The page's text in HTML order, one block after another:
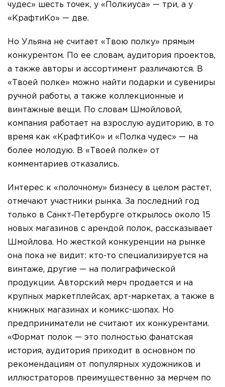
чудес» шесть точек, у «Полкиуса» — три, а у
«КрафтиКо» — две.
Но Ульяна не считает «Твою полку» прямым
конкурентом. По ее словам, аудитория проектов,
а также авторы и ассортимент различаются. В
«Твоей полке» можно найти подарки и сувениры
ручной работы, а также коллекционные и
винтажные вещи. По словам Шмойловой,
компания работает на взрослую аудиторию, в то
время как «КрафтиКо» и «Полка чудес» — на
более молодую. В «Твоей полке» от
комментариев отказались.
Интерес к «полочному» бизнесу в целом растет,
отмечают участники рынка. За последний год
только в Санкт‐Петербурге открылось около 15
новых магазинов с арендой полок, рассказывает
Шмойлова. Но жесткой конкуренции на рынке
она пока не видит: кто-то специализируется на
винтаже, другие — на полиграфической
продукции. Авторский мерч продается и на
крупных маркетплейсах, арт-маркетах, а также в
книжных магазинах и комикс-шопах. Но
предприниматели не считают их конкурентами.
«Формат полок — это полностью фанатская
история, аудитория приходит в основном по
рекомендациям от популярных художников и
иллюстраторов преимущественно за мерчем по